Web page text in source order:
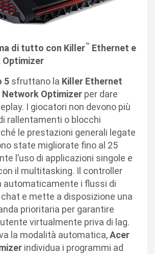
di tutto con Killer™ Ethernet e
5 sfruttano la Killer Ethernet
Network Optimizer per dare
I giocatori non devono più
rallentamenti o blocchi
le prestazioni generali legate
state migliorate fino al 25
l’uso di applicazioni singole e
il multitasking. Il controller
automaticamente i flussi di
chat e mette a disposizione una
prioritaria per garantire
utente virtualmente priva di lag.
la modalità automatica,Acer
individua i programmi ad